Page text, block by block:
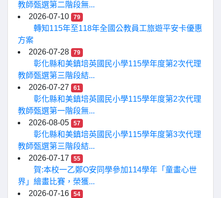
教師甄選第二階段無...
2026-07-10
79
轉知115年至118年全國公教員工旅遊平安卡優惠
方案
2026-07-28
79
彰化縣和美鎮培英國民小學115學年度第2次代理
教師甄選第三階段結...
2026-07-27
61
彰化縣和美鎮培英國民小學115學年度第2次代理
教師甄選第一階段無...
2026-08-05
57
彰化縣和美鎮培英國民小學115學年度第3次代理
教師甄選第三階段結...
2026-07-17
55
賀:本校一乙鄭O安同學參加114學年「童畫心世
界」繪畫比賽，榮獲...
2026-07-16
54